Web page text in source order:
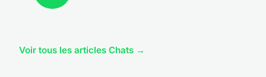
Voir tous les articles Chats →